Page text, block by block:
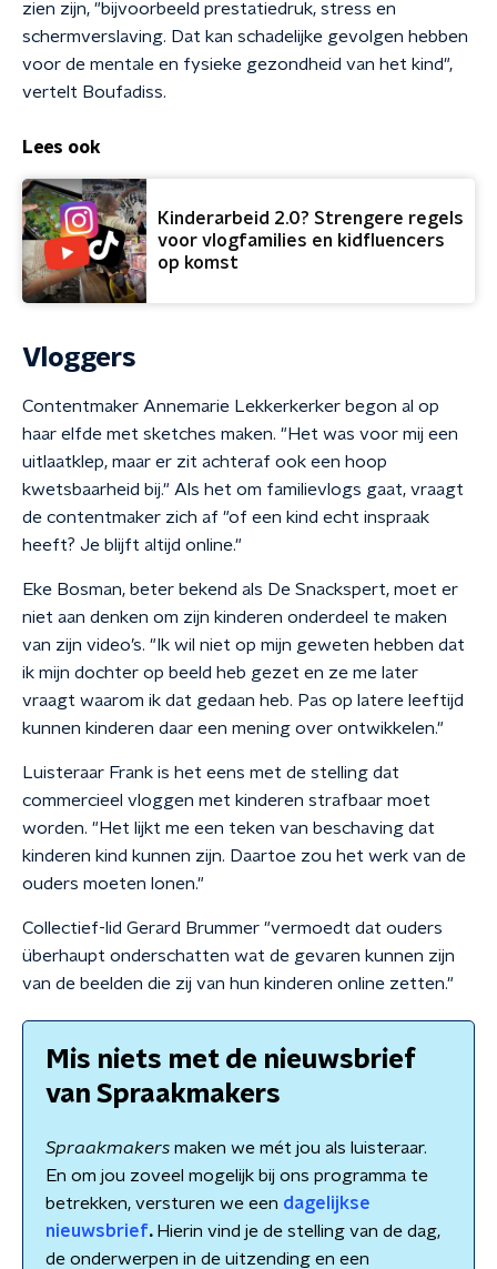
zien zijn, "bijvoorbeeld prestatiedruk, stress en
schermverslaving. Dat kan schadelijke gevolgen hebben
voor de mentale en fysieke gezondheid van het kind",
vertelt Boufadiss.
Lees ook
Kinderarbeid 2.0? Strengere regels
voor vlogfamilies en kidfluencers
op komst
Vloggers
Contentmaker Annemarie Lekkerkerker begon al op
haar elfde met sketches maken. "Het was voor mij een
uitlaatklep, maar er zit achteraf ook een hoop
kwetsbaarheid bij." Als het om familievlogs gaat, vraagt
de contentmaker zich af "of een kind echt inspraak
heeft? Je blijft altijd online."
Eke Bosman, beter bekend als De Snackspert, moet er
niet aan denken om zijn kinderen onderdeel te maken
van zijn video’s. "Ik wil niet op mijn geweten hebben dat
ik mijn dochter op beeld heb gezet en ze me later
vraagt waarom ik dat gedaan heb. Pas op latere leeftijd
kunnen kinderen daar een mening over ontwikkelen."
Luisteraar Frank is het eens met de stelling dat
commercieel vloggen met kinderen strafbaar moet
worden. "Het lijkt me een teken van beschaving dat
kinderen kind kunnen zijn. Daartoe zou het werk van de
ouders moeten lonen."
Collectief-lid Gerard Brummer "vermoedt dat ouders
überhaupt onderschatten wat de gevaren kunnen zijn
van de beelden die zij van hun kinderen online zetten."
Mis niets met de nieuwsbrief
van Spraakmakers
Spraakmakers maken we mét jou als luisteraar.
En om jou zoveel mogelijk bij ons programma te
betrekken, versturen we een dagelijkse
nieuwsbrief.Hierin vind je de stelling van de dag,
de onderwerpen in de uitzending en een